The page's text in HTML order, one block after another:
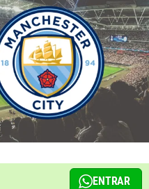
ENTRAR